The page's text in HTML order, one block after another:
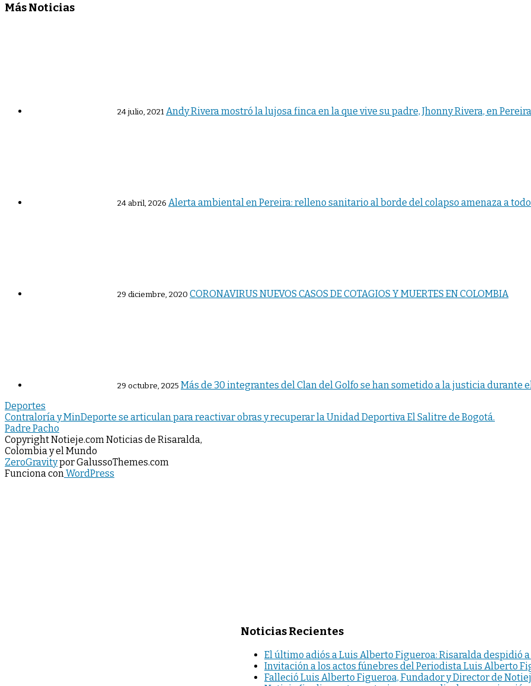
Más Noticias
24 julio, 2021 Andy Rivera mostró la lujosa finca en la que vive su padre, Jhonny Rivera, en Pereira
24 abril, 2026 Alerta ambiental en Pereira: relleno sanitario al borde del colapso amenaza a todo
29 diciembre, 2020 CORONAVIRUS NUEVOS CASOS DE COTAGIOS Y MUERTES EN COLOMBIA
29 octubre, 2025 Más de 30 integrantes del Clan del Golfo se han sometido a la justicia durante
Deportes
Navegación
de
entradas
Contraloría y MinDeporte se articulan para reactivar obras y recuperar la Unidad Deportiva El Salitre de Bogotá.
Padre Pacho
Noticias Recientes
El último adiós a Luis Alberto Figueroa: Risaralda despidió
Invitación a los actos fúnebres del Periodista Luis Alberto
Falleció Luis Alberto Figueroa, Fundador y Director de
Copyright Notieje.com Noticias de Risaralda,
Colombia y el Mundo
ZeroGravitypor GalussoThemes.com
Funciona con WordPress